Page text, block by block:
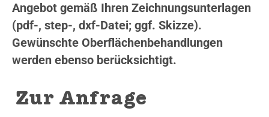
Angebot gemäß Ihren Zeichnungsunterlagen
(pdf-, step-, dxf-Datei; ggf. Skizze).
Gewünschte Oberflächenbehandlungen
werden ebenso berücksichtigt.
Zur Anfrage